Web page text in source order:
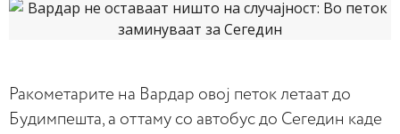
Ракометарите на Вардар овој петок летаат до
Будимпешта, а оттаму со автобус до Сегедин каде